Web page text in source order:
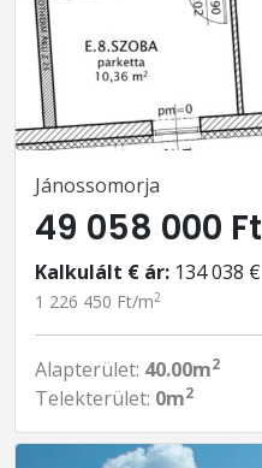
Jánossomorja
49 058 000 Ft
Kalkulált € ár: 134 038 €
1 226 450 Ft/m2
Alapterület: 40.00m2
Telekterület: 0m2